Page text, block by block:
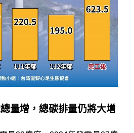
量增，總碳排量仍將大增